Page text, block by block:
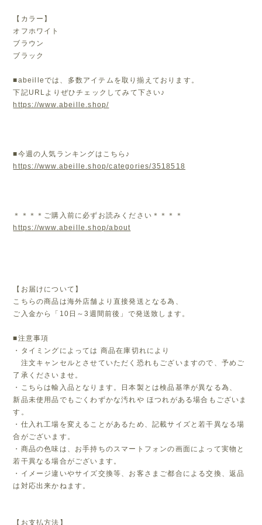
【カラー】
オフホワイト
ブラウン
ブラック
■abeilleでは、多数アイテムを取り揃えております。
下記URLよりぜひチェックしてみて下さい♪
https://www.abeille.shop/
■今週の人気ランキングはこちら♪
https://www.abeille.shop/categories/3518518
＊＊＊＊ご購入前に必ずお読みください＊＊＊＊
https://www.abeille.shop/about
【お届けについて】
こちらの商品は海外店舗より直接発送となる為、
ご入金から「10日～3週間前後」で発送致します。
■注意事項
・タイミングによっては 商品在庫切れにより
注文キャンセルとさせていただく恐れもございますので、予めご
了承くださいませ。
・こちらは輸入品となります。日本製とは検品基準が異なる為、
新品未使用品でもごくわずかな汚れや ほつれがある場合もございま
す。
・仕入れ工場を変えることがあるため、記載サイズと若干異なる場
合がございます。
・商品の色味は、お手持ちのスマートフォンの画面によって実物と
若干異なる場合がございます。
・イメージ違いやサイズ交換等、お客さまご都合による交換、返品
は対応出来かねます。
【お支払方法】